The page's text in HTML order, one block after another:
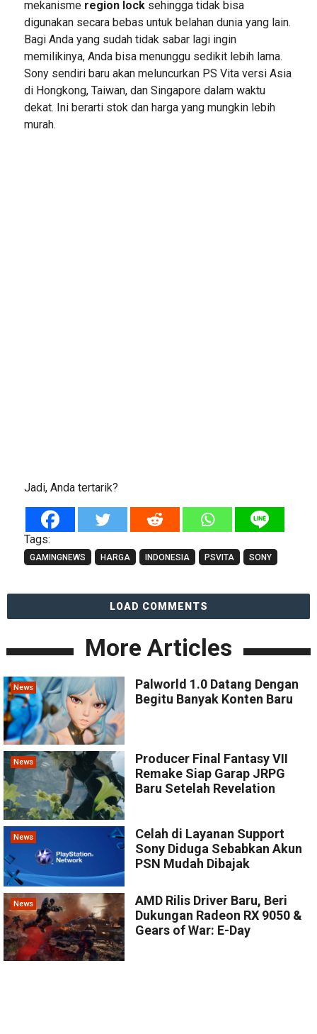
mekanismeregion locksehingga tidak bisa
digunakan secara bebas untuk belahan dunia yang lain.
Bagi Anda yang sudah tidak sabar lagi ingin
memilikinya, Anda bisa menunggu sedikit lebih lama.
Sony sendiri baru akan meluncurkan PS Vita versi Asia
di Hongkong, Taiwan, dan Singapore dalam waktu
dekat. Ini berarti stok dan harga yang mungkin lebih
murah.
Jadi, Anda tertarik?
Tags:
GAMINGNEWS HARGA INDONESIA PSVITA SONY
LOAD COMMENTS
More Articles
News
Palworld 1.0 Datang Dengan
Begitu Banyak Konten Baru
News
Producer Final Fantasy VII
Remake Siap Garap JRPG
Baru Setelah Revelation
News
Celah di Layanan Support
Sony Diduga Sebabkan Akun
PSN Mudah Dibajak
News
AMD Rilis Driver Baru, Beri
Dukungan Radeon RX 9050 &
Gears of War: E-Day